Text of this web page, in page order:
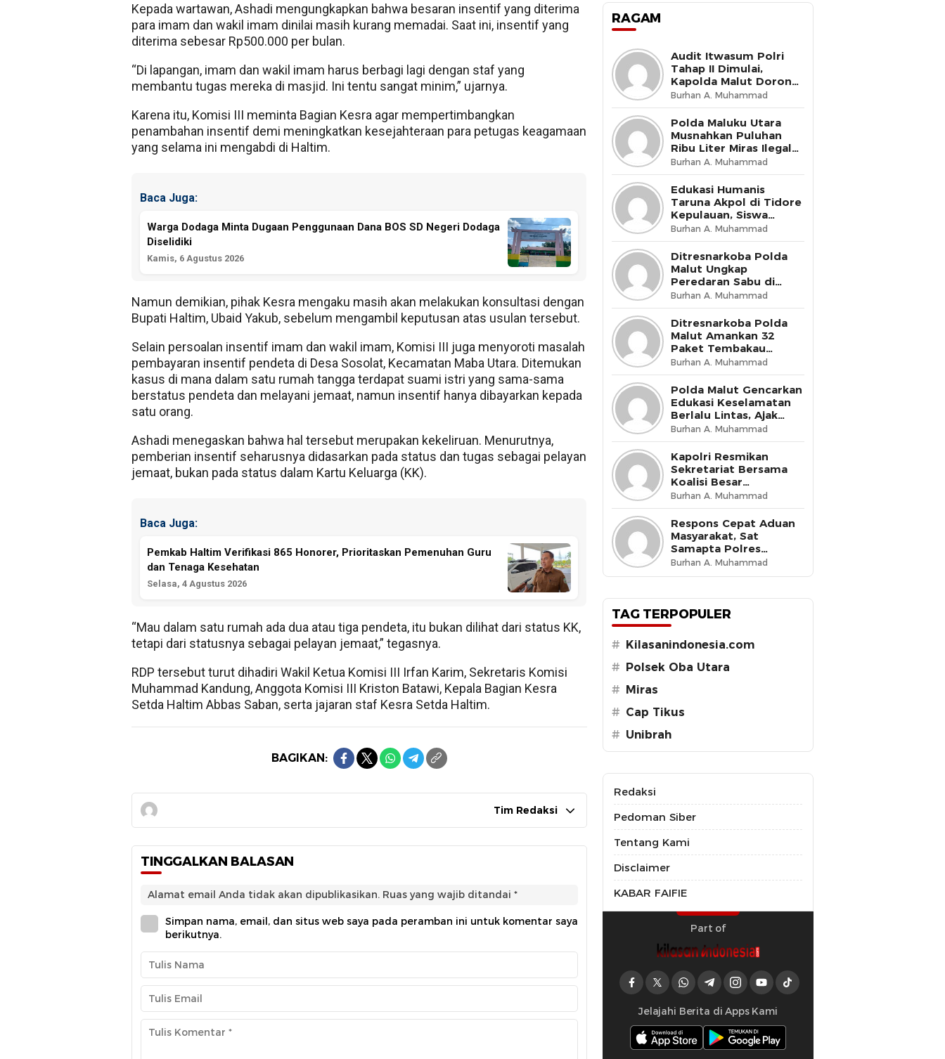
Kepada wartawan, Ashadi mengungkapkan bahwa besaran insentif yang diterima
para imam dan wakil imam dinilai masih kurang memadai. Saat ini, insentif yang
diterima sebesar Rp500.000 per bulan.
“Di lapangan, imam dan wakil imam harus berbagi lagi dengan staf yang
membantu tugas mereka di masjid. Ini tentu sangat minim,” ujarnya.
Karena itu, Komisi III meminta Bagian Kesra agar mempertimbangkan
penambahan insentif demi meningkatkan kesejahteraan para petugas keagamaan
yang selama ini mengabdi di Haltim.
Baca Juga:
Warga Dodaga Minta Dugaan Penggunaan Dana BOS SD Negeri Dodaga
Diselidiki
Kamis, 6 Agustus 2026
Namun demikian, pihak Kesra mengaku masih akan melakukan konsultasi dengan
Bupati Haltim, Ubaid Yakub, sebelum mengambil keputusan atas usulan tersebut.
Selain persoalan insentif imam dan wakil imam, Komisi III juga menyoroti masalah
pembayaran insentif pendeta di Desa Sosolat, Kecamatan Maba Utara. Ditemukan
kasus di mana dalam satu rumah tangga terdapat suami istri yang sama-sama
berstatus pendeta dan melayani jemaat, namun insentif hanya dibayarkan kepada
satu orang.
Ashadi menegaskan bahwa hal tersebut merupakan kekeliruan. Menurutnya,
pemberian insentif seharusnya didasarkan pada status dan tugas sebagai pelayan
jemaat, bukan pada status dalam Kartu Keluarga (KK).
Baca Juga:
Pemkab Haltim Verifikasi 865 Honorer, Prioritaskan Pemenuhan Guru
dan Tenaga Kesehatan
Selasa, 4 Agustus 2026
“Mau dalam satu rumah ada dua atau tiga pendeta, itu bukan dilihat dari status KK,
tetapi dari statusnya sebagai pelayan jemaat,” tegasnya.
RDP tersebut turut dihadiri Wakil Ketua Komisi III Irfan Karim, Sekretaris Komisi
Muhammad Kandung, Anggota Komisi III Kriston Batawi, Kepala Bagian Kesra
Setda Haltim Abbas Saban, serta jajaran staf Kesra Setda Haltim.
BAGIKAN:
Tim Redaksi
TINGGALKAN BALASAN
Alamat email Anda tidak akan dipublikasikan. Ruas yang wajib ditandai *
Simpan nama, email, dan situs web saya pada peramban ini untuk komentar saya
berikutnya.
RAGAM
Audit Itwasum Polri
Tahap II Dimulai,
Kapolda Malut Dorong
Peningkatan Tata
Kelola Organisasi yang
Presisi
Burhan A. Muhammad
Polda Maluku Utara
Musnahkan Puluhan
Ribu Liter Miras Ilegal
dan Bongkar Jaringan
Peredaran Senjata Api
Lintas Negara
Burhan A. Muhammad
Edukasi Humanis
Taruna Akpol di Tidore
Kepulauan, Siswa
Didorong Miliki Disiplin
dan Kemandirian
Burhan A. Muhammad
Ditresnarkoba Polda
Malut Ungkap
Peredaran Sabu di
Halmahera Tengah,
Satu Pengedar
Diamankan
Burhan A. Muhammad
Ditresnarkoba Polda
Malut Amankan 32
Paket Tembakau
Sintetis di Ternate
Utara
Burhan A. Muhammad
Polda Malut Gencarkan
Edukasi Keselamatan
Berlalu Lintas, Ajak
Masyarakat Wujudkan
Budaya Tertib di Jalan
Burhan A. Muhammad
Kapolri Resmikan
Sekretariat Bersama
Koalisi Besar
Perjuangan Buruh
Indonesia, Tegaskan
Komitmen Lindungi
Hak Pekerja dan Jaga
Iklim Investasi
Burhan A. Muhammad
Respons Cepat Aduan
Masyarakat, Sat
Samapta Polres
Ternate Amankan 210
Botol Miras Cap Tikus
Burhan A. Muhammad
TAG TERPOPULER
#
Kilasanindonesia.com
#
Polsek Oba Utara
#
Miras
# Cap Tikus
# Unibrah
Redaksi
Pedoman Siber
Tentang Kami
Disclaimer
KABAR FAIFIE
Part of
Jelajahi Berita di Apps Kami